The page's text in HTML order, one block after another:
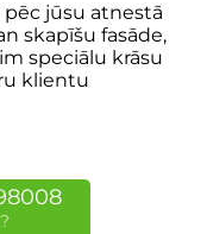
pēc jūsu atnestā
skapīšu fasāde,
speciālu krāsu
klientu